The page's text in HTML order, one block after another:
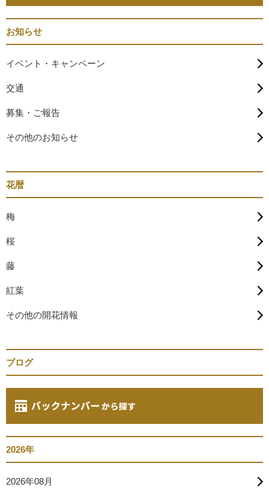
お知らせ
イベント・キャンペーン
交通
募集・ご報告
その他のお知らせ
花暦
梅
桜
藤
紅葉
その他の開花情報
ブログ
2026年
2026年08月